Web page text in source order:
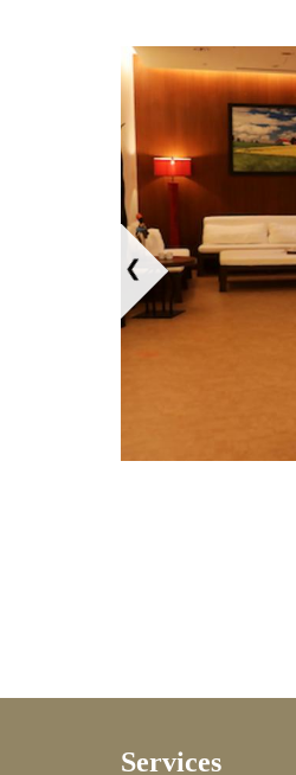
域，享受不同
池、按摩池、
使用需知：
为维护使用之
者、应有亲友
患有高血压
时内、血醣过
适者，禁止
入池使用前、
可促进体内新
维护你的健
晕眩、疲劳
Services